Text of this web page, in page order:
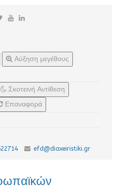
Αύξηση μεγέθους
Σκοτεινή Αντίθεση
Επαναφορά
efd@diaxeiristiki.gr